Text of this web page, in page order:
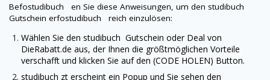
Befostudibuch en Sie diese Anweisungen, um den studibuch
Gutschein erfostudibuch reich einzulösen:
Wählen Sie den studibuch Gutschein oder Deal von
DieRabatt.de aus, der Ihnen die größtmöglichen Vorteile
verschafft und klicken Sie auf den (CODE HOLEN) Button.
studibuch zt erscheint ein Popup und Sie sehen den